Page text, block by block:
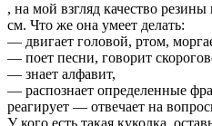
, на мой взгляд качество
см. Что же она умеет делать:
— двигает головой, ртом,
— поет песни, говорит
— знает алфавит,
— распознает определенные
реагирует — отвечает на
У кого есть такая куколка,